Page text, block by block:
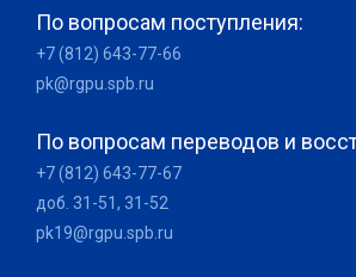
По вопросам поступления:
+7 (812) 643-77-66
pk@rgpu.spb.ru
По вопросам переводов и
+7 (812) 643-77-67
доб. 31-51, 31-52
pk19@rgpu.spb.ru